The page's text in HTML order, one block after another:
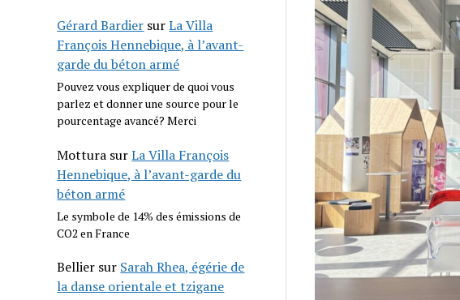
Gérard Bardier surLa Villa
François Hennebique, à l’avant-
garde du béton armé
Pouvez vous expliquer de quoi vous
parlez et donner une source pour le
pourcentage avancé? Merci
Mottura surLa Villa François
Hennebique, à l’avant-garde du
béton armé
Le symbole de 14% des émissions de
CO2 en France
Bellier sur Sarah Rhea, égérie de
la danse orientale et tzigane